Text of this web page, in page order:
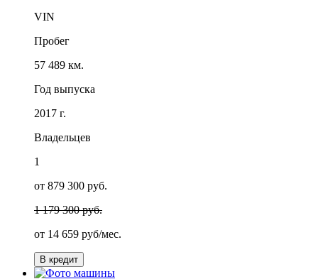
VIN
Пробег
57 489 км.
Год выпуска
2017 г.
Владельцев
1
от 879 300 руб.
1 179 300 руб.
от 14 659 руб/мес.
В кредит